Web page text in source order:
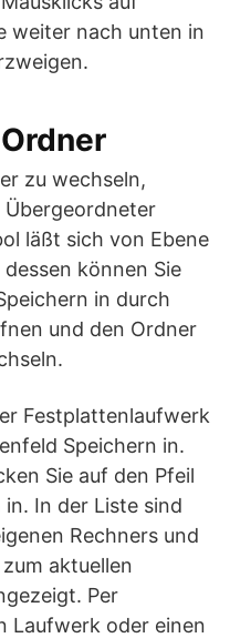
weiter nach unten in
zu wechseln,
Übergeordneter
läßt sich von Ebene
können Sie
in durch
und den Ordner
Festplattenlaufwerk
Speichern in.
Sie auf den Pfeil
In der Liste sind
Rechners und
aktuellen
Per
Laufwerk oder einen